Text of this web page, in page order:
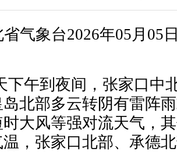
象台2026年05月05
到夜间，张家口中
北部多云转阴有雷阵
大风等强对流天气，
，张家口北部、承德